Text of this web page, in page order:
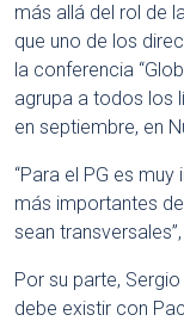
más allá del rol de
que uno de los
la conferencia
agrupa a todos los
en septiembre, en
“Para el PG es
más importantes
sean
Por su parte,
debe existir con